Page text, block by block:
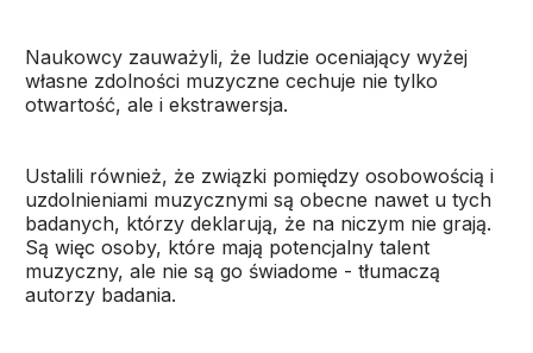
Naukowcy zauważyli, że ludzie oceniający wyżej
własne zdolności muzyczne cechuje nie tylko
otwartość, ale i ekstrawersja.
Ustalili również, że związki pomiędzy osobowością i
uzdolnieniami muzycznymi są obecne nawet u tych
badanych, którzy deklarują, że na niczym nie grają.
Są więc osoby, które mają potencjalny talent
muzyczny, ale nie są go świadome - tłumaczą
autorzy badania.